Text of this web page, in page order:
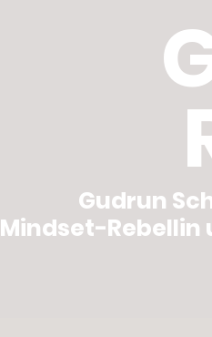
Gudrun
Mindset-Rebellin